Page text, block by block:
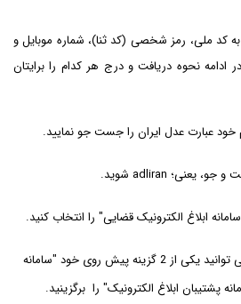
کد ملی، رمز شخصی (کد ثنا)، شماره موبایل و
ادامه نحوه دریافت و درج هر کدام را برایتان
4_ حال در این بخش، می توانید یکی از 2 گزینه پیش روی خود "سامانه
پشتیبان ابلاغ الکترونیک" را برگزینید.